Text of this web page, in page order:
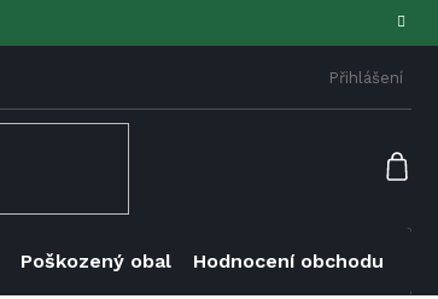
Přihlášení
Poškozený obal Hodnocení obchodu